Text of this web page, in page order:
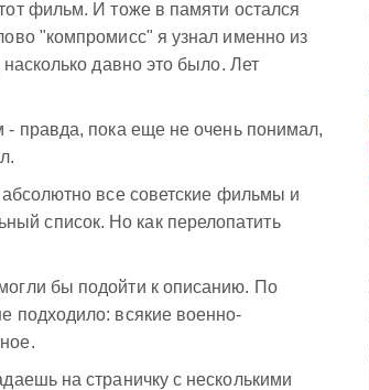
фильм. И тоже в памяти остался
"компромисс" я узнал именно из
давно это было. Лет
- правда, пока еще не очень понимал,
все советские фильмы и
список. Но как перелопатить
бы подойти к описанию. По
подходило: всякие военно-
на страничку с несколькими